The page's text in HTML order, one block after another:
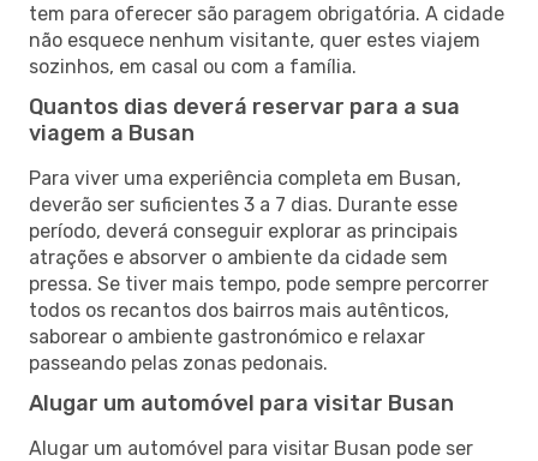
tem para oferecer são paragem obrigatória. A cidade
não esquece nenhum visitante, quer estes viajem
sozinhos, em casal ou com a família.
Quantos dias deverá reservar para a sua
viagem a Busan
Para viver uma experiência completa em Busan,
deverão ser suficientes 3 a 7 dias. Durante esse
período, deverá conseguir explorar as principais
atrações e absorver o ambiente da cidade sem
pressa. Se tiver mais tempo, pode sempre percorrer
todos os recantos dos bairros mais autênticos,
saborear o ambiente gastronómico e relaxar
passeando pelas zonas pedonais.
Alugar um automóvel para visitar Busan
Alugar um automóvel para visitar Busan pode ser